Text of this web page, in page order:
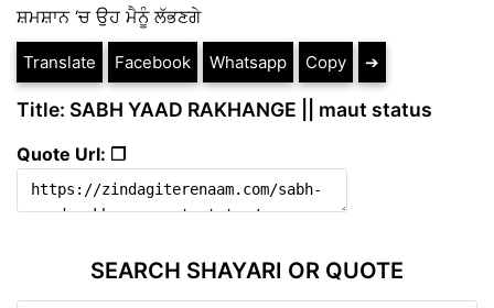
ਸ਼ਮਸ਼ਾਨ ‘ਚ ਉਹ ਮੈਨੂੰ ਲੱਭਣਗੇ
Translate Facebook Whatsapp Copy ➔
Title: SABH YAAD RAKHANGE || maut status
Quote Url: ❐
SEARCH SHAYARI OR QUOTE